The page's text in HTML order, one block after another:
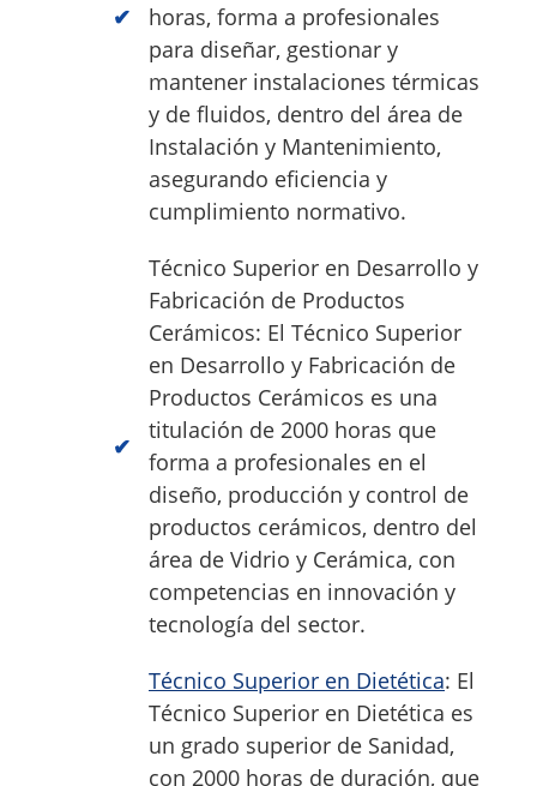
horas, forma a profesionales
para diseñar, gestionar y
mantener instalaciones térmicas
y de fluidos, dentro del área de
Instalación y Mantenimiento,
asegurando eficiencia y
cumplimiento normativo.
Técnico Superior en Desarrollo y
Fabricación de Productos
Cerámicos: El Técnico Superior
en Desarrollo y Fabricación de
Productos Cerámicos es una
titulación de 2000 horas que
forma a profesionales en el
diseño, producción y control de
productos cerámicos, dentro del
área de Vidrio y Cerámica, con
competencias en innovación y
tecnología del sector.
Técnico Superior en Dietética: El
Técnico Superior en Dietética es
un grado superior de Sanidad,
con 2000 horas de duración, que